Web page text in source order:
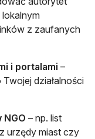
z zaufanych
i portalami –
działalności
NGO – np. list
urzędy miast czy